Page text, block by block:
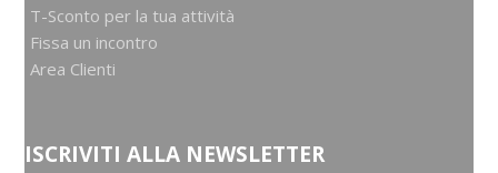
T-Sconto per la tua attività
Fissa un incontro
Area Clienti
ISCRIVITI ALLA NEWSLETTER